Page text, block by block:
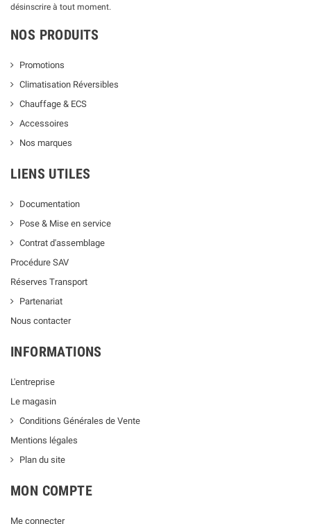
désinscrire à tout moment.
NOS PRODUITS
Promotions
Climatisation Réversibles
Chauffage & ECS
Accessoires
Nos marques
LIENS UTILES
Documentation
Pose & Mise en service
Contrat d'assemblage
Procédure SAV
Réserves Transport
Partenariat
Nous contacter
INFORMATIONS
L'entreprise
Le magasin
Conditions Générales de Vente
Mentions légales
Plan du site
MON COMPTE
Me connecter